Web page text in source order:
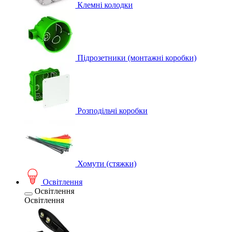
Клемні колодки
Підрозетники (монтажні коробки)
Розподільчі коробки
Хомути (стяжки)
Освітлення
Освітлення
Освітлення